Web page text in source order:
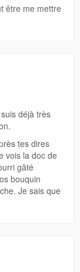
être me mettre
déjà très
tes dires
vois la doc de
gâté
bouquin
Je sais que